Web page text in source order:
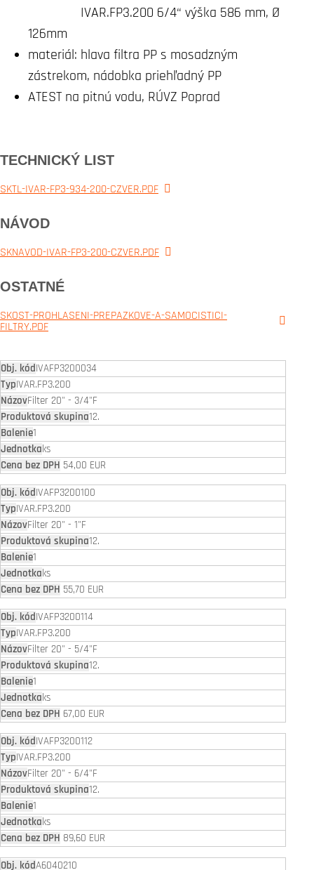
IVAR.FP3.200 6/4“ výška 586 mm, Ø
126mm
materiál: hlava filtra PP s mosadzným
zástrekom, nádobka priehľadný PP
ATEST na pitnú vodu, RÚVZ Poprad
TECHNICKÝ LIST
SKTL-IVAR-FP3-934-200-CZVER.PDF
NÁVOD
SKNAVOD-IVAR-FP3-200-CZVER.PDF
OSTATNÉ
SKOST-PROHLASENI-PREPAZKOVE-A-SAMOCISTICI-
FILTRY.PDF
IVAFP3200034
IVAR.FP3.200
Filter 20" - 3/4"F
12.
1
ks
54,00 EUR
IVAFP3200100
IVAR.FP3.200
Filter 20" - 1"F
12.
1
ks
55,70 EUR
IVAFP3200114
IVAR.FP3.200
Filter 20" - 5/4"F
12.
1
ks
67,00 EUR
IVAFP3200112
IVAR.FP3.200
Filter 20" - 6/4"F
12.
1
ks
89,60 EUR
A6040210